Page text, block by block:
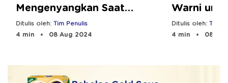
Mengenyangkan Saat
Lebaran
Ditulis oleh: Tim Penulis
4 min
08 Aug 2024
Warni
Ditulis oleh: Tim
4 min
08